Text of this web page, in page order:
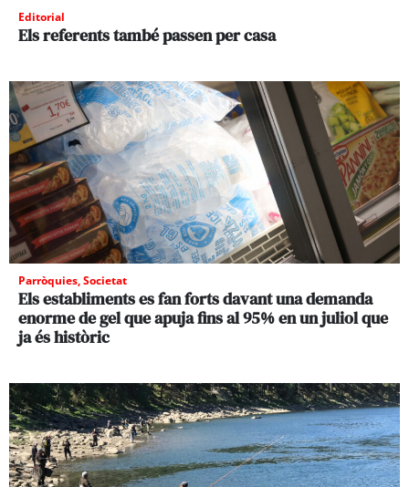
Editorial
Els referents també passen per casa
Parròquies,Societat
Els establiments es fan forts davant una demanda
enorme de gel que apuja fins al 95% en un juliol que
ja és històric